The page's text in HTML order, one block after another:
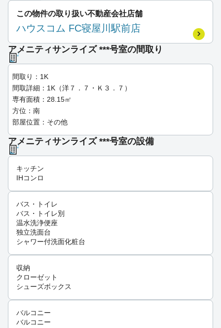
この物件の取り扱い不動産会社店舗
ハウスコム FC寝屋川駅前店
アメニティサンライズ ***号室の間取り
間取り：1K
間取詳細：1K（洋７．７・Ｋ３．７）
専有面積：28.15㎡
方位：南
部屋位置：その他
アメニティサンライズ ***号室の設備
キッチン
IHコンロ
バス・トイレ
バス・トイレ別
温水洗浄便座
独立洗面台
シャワー付洗面化粧台
収納
クローゼット
シューズボックス
バルコニー
バルコニー